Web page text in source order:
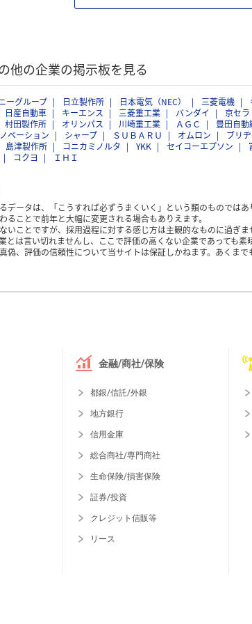
他の企業の掲示板を見る
ーグループ 日立製作所 日本電気（NEC） 三菱電機
日産自動車 キーエンス 三菱重工業 バンダイ 京セラ
村田製作所 オリンパス 川崎重工業 ＡＧＣ 豊田自動
ベーション
シャープ ＳＵＢＡＲＵ オムロン ブリ
島津製作所 コニカミノルタ YKK セイコーエプソン
コクヨ ＩＨＩ
データは、「こうすれば必ずうまくいく」という類のものでは
ることで前年と大幅に変更される場合もありえます。
いことですが、採用過程に対する感じ方は主観的なものに過ぎ
とは言い切れませんし、ここで評価の高くない企業であっても素
偽、評価の信頼性について当サイトは保証しかねます。あくま
金融/商社/保険
都銀/信託/外銀
地方銀行
信用金庫
総合商社/専門商社
生命保険/損害保険
証券/投資
クレジット信販等
リース